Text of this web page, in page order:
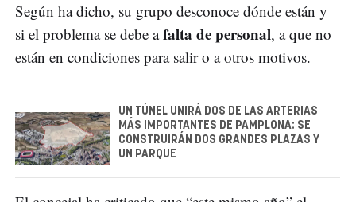
Según ha dicho, su grupo desconoce dónde están y
si el problema se debe afalta de personal, a que no
están en condiciones para salir o a otros motivos.
UN TÚNEL UNIRÁ DOS DE LAS ARTERIAS
MÁS IMPORTANTES DE PAMPLONA: SE
CONSTRUIRÁN DOS GRANDES PLAZAS Y
UN PARQUE